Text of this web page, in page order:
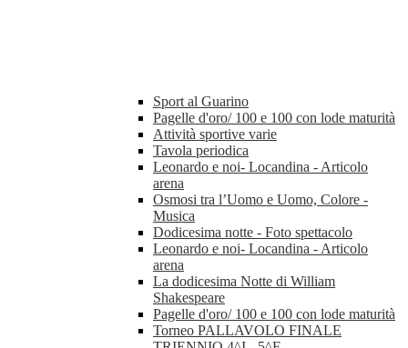
Sport al Guarino
Pagelle d'oro/ 100 e 100 con lode maturità
Attività sportive varie
Tavola periodica
Leonardo e noi- Locandina - Articolo
arena
Osmosi tra l’Uomo e Uomo, Colore -
Musica
Dodicesima notte - Foto spettacolo
Leonardo e noi- Locandina - Articolo
arena
La dodicesima Notte di William
Shakespeare
Pagelle d'oro/ 100 e 100 con lode maturità
Torneo PALLAVOLO FINALE